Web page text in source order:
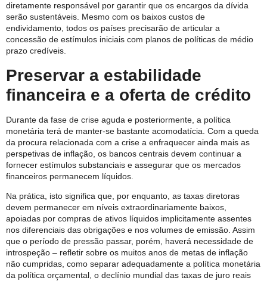
diretamente responsável por garantir que os encargos da dívida
serão sustentáveis. Mesmo com os baixos custos de
endividamento, todos os países precisarão de articular a
concessão de estímulos iniciais com planos de políticas de médio
prazo credíveis.
Preservar a estabilidade
financeira e a oferta de crédito
Durante da fase de crise aguda e posteriormente, a política
monetária terá de manter-se bastante acomodatícia. Com a queda
da procura relacionada com a crise a enfraquecer ainda mais as
perspetivas de inflação, os bancos centrais devem continuar a
fornecer estímulos substanciais e assegurar que os mercados
financeiros permanecem líquidos.
Na prática, isto significa que, por enquanto, as taxas diretoras
devem permanecer em níveis extraordinariamente baixos,
apoiadas por compras de ativos líquidos implicitamente assentes
nos diferenciais das obrigações e nos volumes de emissão. Assim
que o período de pressão passar, porém, haverá necessidade de
introspeção – refletir sobre os muitos anos de metas de inflação
não cumpridas, como separar adequadamente a política monetária
da política orçamental, o declínio mundial das taxas de juro reais